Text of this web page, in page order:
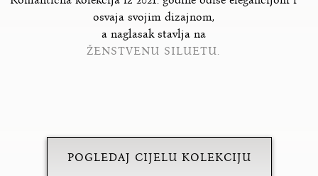
POGLEDAJ CIJELU KOLEKCIJU
osvaja svojim dizajnom,
a naglasak stavlja na
ŽENSTVENU SILUETU.